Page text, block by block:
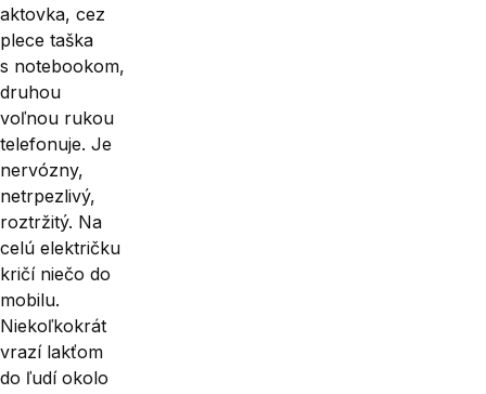
aktovka, cez
plece taška
s notebookom,
druhou
voľnou rukou
telefonuje. Je
nervózny,
netrpezlivý,
roztržitý. Na
celú električku
kričí niečo do
mobilu.
Niekoľkokrát
vrazí lakťom
do ľudí okolo